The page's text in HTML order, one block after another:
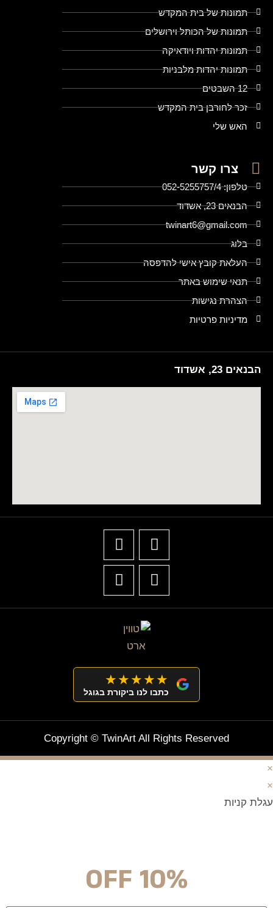
תמונות של בית המקדש
תמונות של הכותל וירושלים
תמונות יהדות ויודאיקה
תמונות יהדות מלבניות
12 השבטים
זכר לחורבן בית המקדש
האש שלי
צרו קשר
טלפון: 052-5255757/4
הבנאים 23, אשדוד
twinart6@gmail.com
בלוג
העלאת קובץ אישי להדפסה
תנאי שימוש באתר
הצהרת נגישות
מדיניות פרטיות
הבנאים 23, אשדוד
★★★★★
כתבו לנו ביקורת בגוגל
Copyright © TwinArt All Rights Reserved
×
×
עגלת קניות
10% OFF